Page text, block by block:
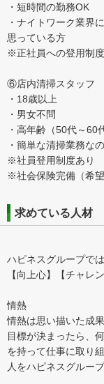
・短時間の勤務OK
・ナイトワーク業界
思っている方
※正社員への登用制度
⑥店内清掃スタッフ
・18歳以上
・男女不問
・高年齢（50代～60
・簡単な清掃業務な
※社員登用制度あり
※社会保険完備（希望
求めている人材
ハピネスグループで
【向上心】【チャレ
情熱
情熱は思い描いた成
目標が決まったら、
を持って仕事に取り
人をハピネスグルー